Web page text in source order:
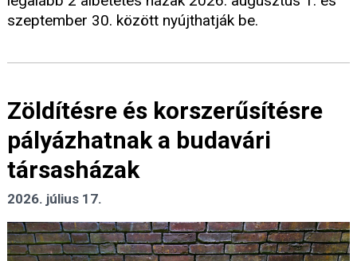
szeptember 30. között nyújthatják be.
Zöldítésre és korszerűsítésre
pályázhatnak a budavári
társasházak
2026. július 17.